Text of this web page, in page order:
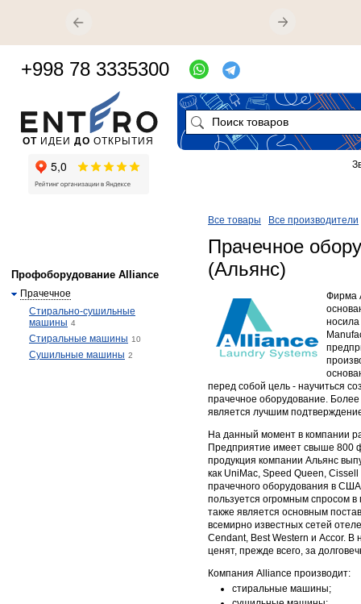
Все товары Все производители
Прачечное
(Альянс)
Фирма
перед собой цель - научиться
прачечное оборудование.
является лучшим
На данный момент в компании
Предприятие имеет свыше 800
продукция компании Альянс
как UniMac, Speed Queen,
прачечного оборудования в
пользуется огромным спросом
также является основным
всемирно известных сетей
Cendant, Best Western и Accor.
ценят, прежде всего, за
Компания Alliance производит:
стиральные машины;
Профоборудование Alliance
Прачечное
Стирально-сушильные
машины 4
Стиральные машины 10
Сушильные машины 2
ОТ ИДЕИ ДО ОТКРЫТИЯ
+998 78 3335300